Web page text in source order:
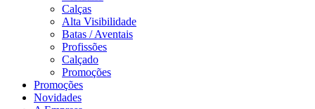
Calças
Alta Visibilidade
Batas / Aventais
Profissões
Calçado
Promoções
Promoções
Novidades